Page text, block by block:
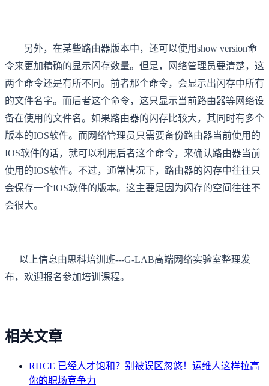
另外，在某些路由器版本中，还可以使用show version命
令来更加精确的显示闪存数量。但是，网络管理员要清楚，这
两个命令还是有所不同。前者那个命令，会显示出闪存中所有
的文件名字。而后者这个命令，这只显示当前路由器等网络设
备在使用的文件名。如果路由器的闪存比较大，其同时有多个
版本的IOS软件。而网络管理员只需要备份路由器当前使用的
IOS软件的话，就可以利用后者这个命令，来确认路由器当前
使用的IOS软件。不过，通常情况下，路由器的闪存中往往只
会保存一个IOS软件的版本。这主要是因为闪存的空间往往不
会很大。
以上信息由思科培训班---G-LAB高端网络实验室整理发
布，欢迎报名参加培训课程。
相关文章
RHCE 已经人才饱和？别被误区忽悠！运维人这样拉高
你的职场竞争力